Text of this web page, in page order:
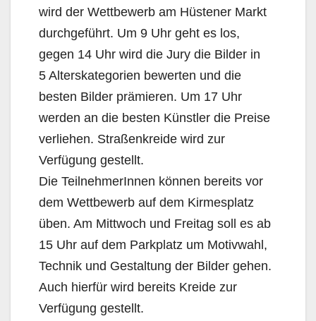
wird der Wettbewerb am Hüstener Markt
durchgeführt. Um 9 Uhr geht es los,
gegen 14 Uhr wird die Jury die Bilder in
5 Alterskategorien bewerten und die
besten Bilder prämieren. Um 17 Uhr
werden an die besten Künstler die Preise
verliehen. Straßenkreide wird zur
Verfügung gestellt.
Die TeilnehmerInnen können bereits vor
dem Wettbewerb auf dem Kirmesplatz
üben. Am Mittwoch und Freitag soll es ab
15 Uhr auf dem Parkplatz um Motivwahl,
Technik und Gestaltung der Bilder gehen.
Auch hierfür wird bereits Kreide zur
Verfügung gestellt.